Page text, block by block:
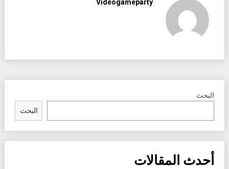
Videogameparty
البحث
البحث
أحدث المقالات